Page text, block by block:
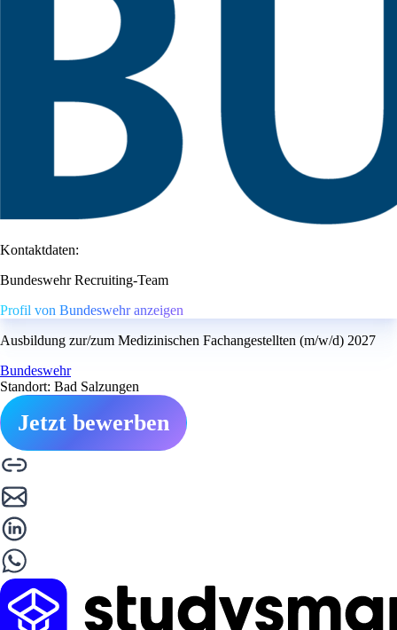
Kontaktdaten:
Bundeswehr Recruiting-Team
Profil von Bundeswehr anzeigen
Ausbildung zur/zum Medizinischen Fachangestellten (m/w/d) 2027
Bundeswehr
Standort: Bad Salzungen
Jetzt bewerben